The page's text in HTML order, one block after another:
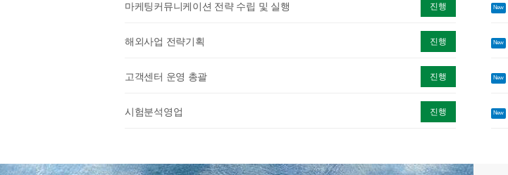
마케팅커뮤니케이션 전략 수립 및 실행 진행
해외사업 전략기획 진행
고객센터 운영 총괄 진행
시험분석영업 진행
New
New
New
New